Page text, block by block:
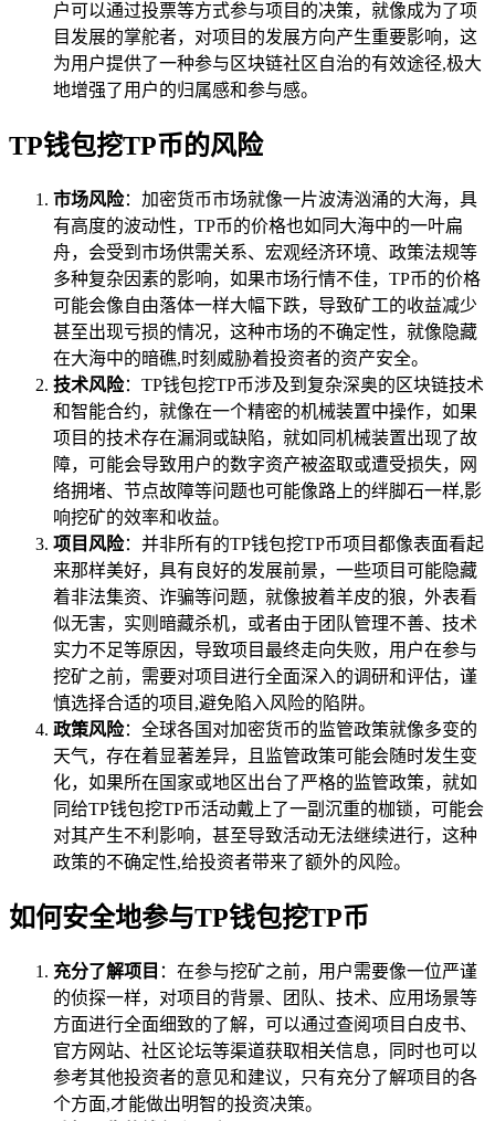
户可以通过投票等方式参与项目的决策，就像成为了项
目发展的掌舵者，对项目的发展方向产生重要影响，这
为用户提供了一种参与区块链社区自治的有效途径,极大
地增强了用户的归属感和参与感。
TP钱包挖TP币的风险
市场风险：加密货币市场就像一片波涛汹涌的大海，具
有高度的波动性，TP币的价格也如同大海中的一叶扁
舟，会受到市场供需关系、宏观经济环境、政策法规等
多种复杂因素的影响，如果市场行情不佳，TP币的价格
可能会像自由落体一样大幅下跌，导致矿工的收益减少
甚至出现亏损的情况，这种市场的不确定性，就像隐藏
在大海中的暗礁,时刻威胁着投资者的资产安全。
技术风险：TP钱包挖TP币涉及到复杂深奥的区块链技术
和智能合约，就像在一个精密的机械装置中操作，如果
项目的技术存在漏洞或缺陷，就如同机械装置出现了故
障，可能会导致用户的数字资产被盗取或遭受损失，网
络拥堵、节点故障等问题也可能像路上的绊脚石一样,影
响挖矿的效率和收益。
项目风险：并非所有的TP钱包挖TP币项目都像表面看起
来那样美好，具有良好的发展前景，一些项目可能隐藏
着非法集资、诈骗等问题，就像披着羊皮的狼，外表看
似无害，实则暗藏杀机，或者由于团队管理不善、技术
实力不足等原因，导致项目最终走向失败，用户在参与
挖矿之前，需要对项目进行全面深入的调研和评估，谨
慎选择合适的项目,避免陷入风险的陷阱。
政策风险：全球各国对加密货币的监管政策就像多变的
天气，存在着显著差异，且监管政策可能会随时发生变
化，如果所在国家或地区出台了严格的监管政策，就如
同给TP钱包挖TP币活动戴上了一副沉重的枷锁，可能会
对其产生不利影响，甚至导致活动无法继续进行，这种
政策的不确定性,给投资者带来了额外的风险。
如何安全地参与TP钱包挖TP币
充分了解项目 ：在参与挖矿之前，用户需要像一位严谨
的侦探一样，对项目的背景、团队、技术、应用场景等
方面进行全面细致的了解，可以通过查阅项目白皮书、
官方网站、社区论坛等渠道获取相关信息，同时也可以
参考其他投资者的意见和建议，只有充分了解项目的各
个方面,才能做出明智的投资决策。